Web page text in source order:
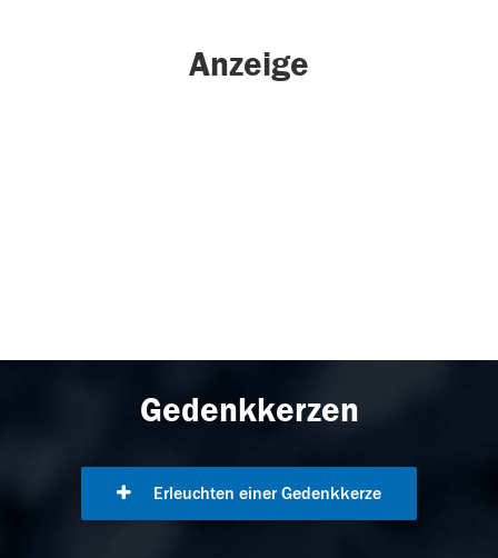
Anzeige
Gedenkkerzen
Erleuchten einer Gedenkkerze